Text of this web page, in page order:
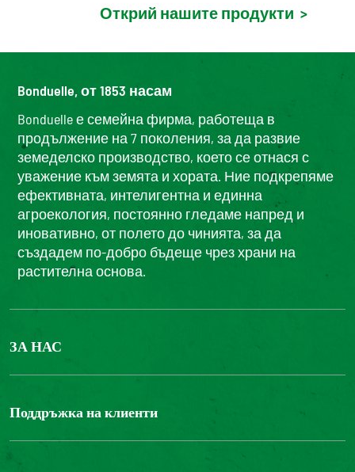
Открий нашите продукти >
Bonduelle, от 1853 насам
Bonduelle е семейна фирма, работеща в
продължение на 7 поколения, за да развие
земеделско производство, което се отнася с
уважение към земята и хората. Ние подкрепяме
ефективната, интелигентна и единна
агроекология, постоянно гледаме напред и
иновативно, от полето до чинията, за да
създадем по-добро бъдеще чрез храни на
растителна основа.
ЗА НАС
БОНДЮЕЛ ГРУП
Поддръжка на клиенти
Свържете се с нас